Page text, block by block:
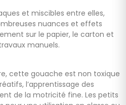
et miscibles entre elles,
nuances et effets
sur le papier, le carton et
manuels.
cette gouache est non toxique
l’apprentissage des
de la motricité fine. Les petits